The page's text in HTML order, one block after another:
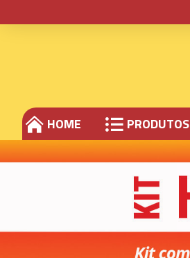
HOME PRODUTOS